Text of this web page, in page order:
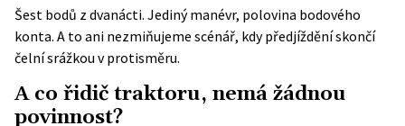
Šest bodů z dvanácti. Jediný manévr, polovina bodového
konta. A to ani nezmiňujeme scénář, kdy předjíždění skončí
čelní srážkou v protisměru.
A co řidič traktoru, nemá žádnou
povinnost?